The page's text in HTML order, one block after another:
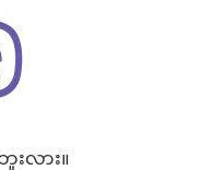
းလား။